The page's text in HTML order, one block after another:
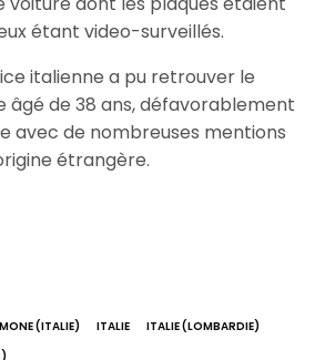
étant video-surveillés.
italienne a pu retrouver le
âgé de 38 ans, défavorablement
avec de nombreuses mentions
étrangère.
(ITALIE) ITALIE
ITALIE (LOMBARDIE)